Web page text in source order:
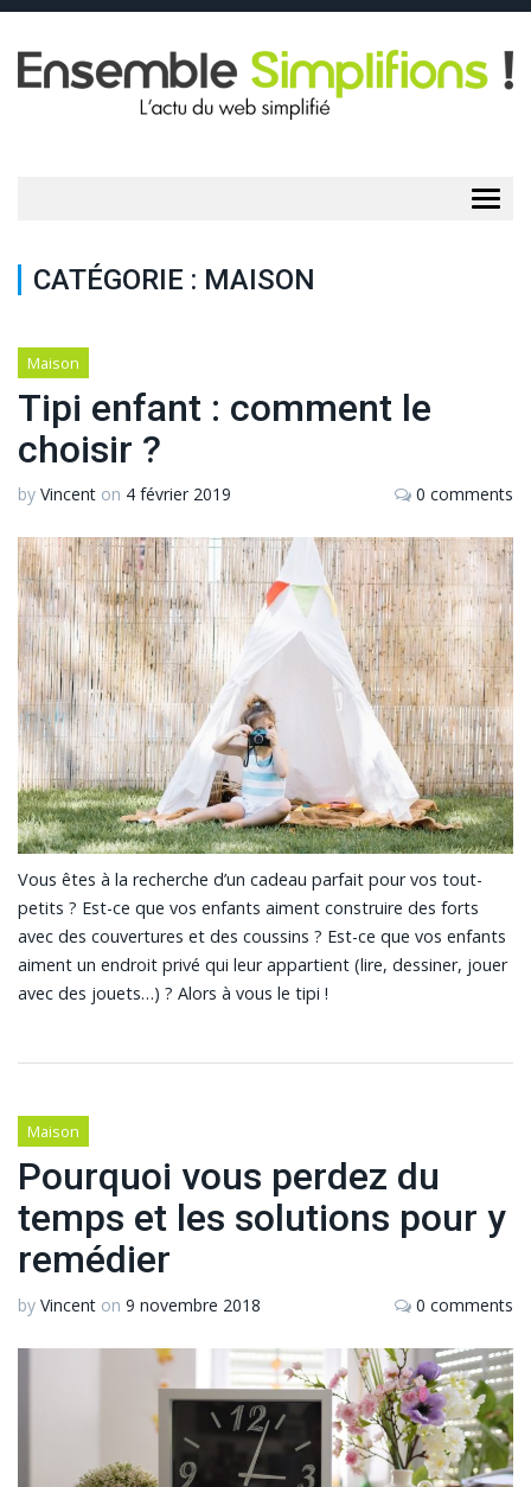
CATÉGORIE : MAISON
Maison
Tipi enfant : comment le
choisir ?
by Vincent on 4 février 2019 0 comments
Vous êtes à la recherche d’un cadeau parfait pour vos tout-
petits ? Est-ce que vos enfants aiment construire des forts
avec des couvertures et des coussins ? Est-ce que vos enfants
aiment un endroit privé qui leur appartient (lire, dessiner, jouer
avec des jouets…) ? Alors à vous le tipi !
Maison
Pourquoi vous perdez du
temps et les solutions pour y
remédier
by Vincent on 9 novembre 2018 0 comments